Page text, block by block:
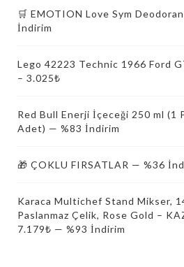
🛒 EMOTION Love Sym
İndirim
Lego 42223 Technic 1966 Ford
– 3.025₺
Red Bull Enerji İçeceği 250 ml (1
Adet) — %83 İndirim
🎁 ÇOKLU FIRSATLAR — %36
Karaca Multichef Stand Mikser,
Paslanmaz Çelik, Rose Gold –
7.179₺ — %93 İndirim